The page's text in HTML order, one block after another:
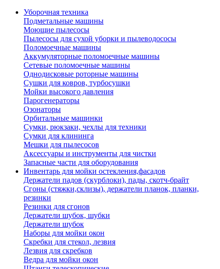
Уборочная техника
Подметальные машины
Моющие пылесосы
Пылесосы для сухой уборки и пылеводососы
Поломоечные машины
Аккумуляторные поломоечные машины
Сетевые поломоечные машины
Однодисковые роторные машины
Сушки для ковров, турбосушки
Мойки высокого давления
Парогенераторы
Озонаторы
Орбитальные машинки
Сумки, рюкзаки, чехлы для техники
Сумки для клининга
Мешки для пылесосов
Аксессуары и инструменты для чистки
Запасные части для оборудования
Инвентарь для мойки остекления,фасадов
Держатели падов (скурблоки), пады, скотч-брайт
Сгоны (стяжки,склизы), держатели планок, планки,
резинки
Резинки для сгонов
Держатели шубок, шубки
Держатели шубок
Наборы для мойки окон
Скребки для стекол, лезвия
Лезвия для скребков
Ведра для мойки окон